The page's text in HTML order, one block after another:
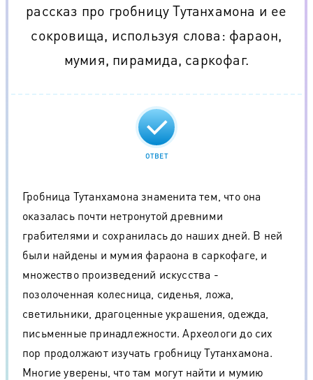
рассказ про гробницу Тутанхамона и ее
сокровища, используя слова: фараон,
мумия, пирамида, саркофаг.
ОТВЕТ
Гробница Тутанхамона знаменита тем, что она
оказалась почти нетронутой древними
грабителями и сохранилась до наших дней. В ней
были найдены и мумия фараона в саркофаге, и
множество произведений искусства -
позолоченная колесница, сиденья, ложа,
светильники, драгоценные украшения, одежда,
письменные принадлежности. Археологи до сих
пор продолжают изучать гробницу Тутанхамона.
Многие уверены, что там могут найти и мумию